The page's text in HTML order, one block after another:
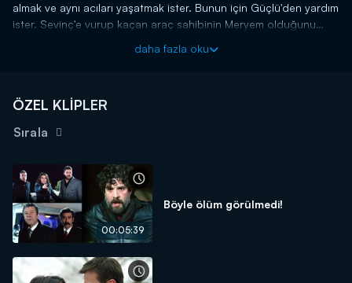
almak ve aynı acıları yaşatmak ister. Bunun için Güçlü'den yardım
ister. Sevinç'e vurup kaçan araç sahibinin Meryem olduğunu
daha fazla oku
ÖZEL KLİPLER
Sırala
00:05:39
Böyle ölüm görülmedi!